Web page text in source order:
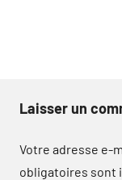
Laisser un
Votre adresse e-
obligatoires sont